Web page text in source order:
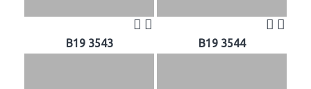
B19 3543 B19 3544